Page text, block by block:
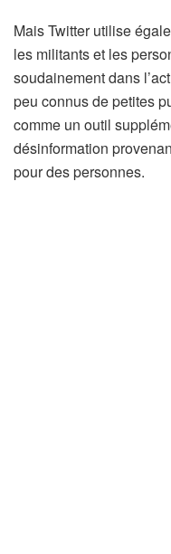
Mais Twitter utilise
les militants et les
soudainement dans
peu connus de petites
comme un outil
désinformation
pour des personnes.